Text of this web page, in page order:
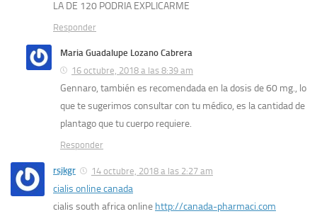
LA DE 120 PODRIA EXPLICARME
Responder
Maria Guadalupe Lozano Cabrera
16 octubre, 2018 a las 8:39 am
Gennaro, también es recomendada en la dosis de 60 mg., lo
que te sugerimos consultar con tu médico, es la cantidad de
plantago que tu cuerpo requiere.
Responder
rsjkgr 14 octubre, 2018 a las 2:27 am
cialis online canada
cialis south africa online http://canada-pharmaci.com